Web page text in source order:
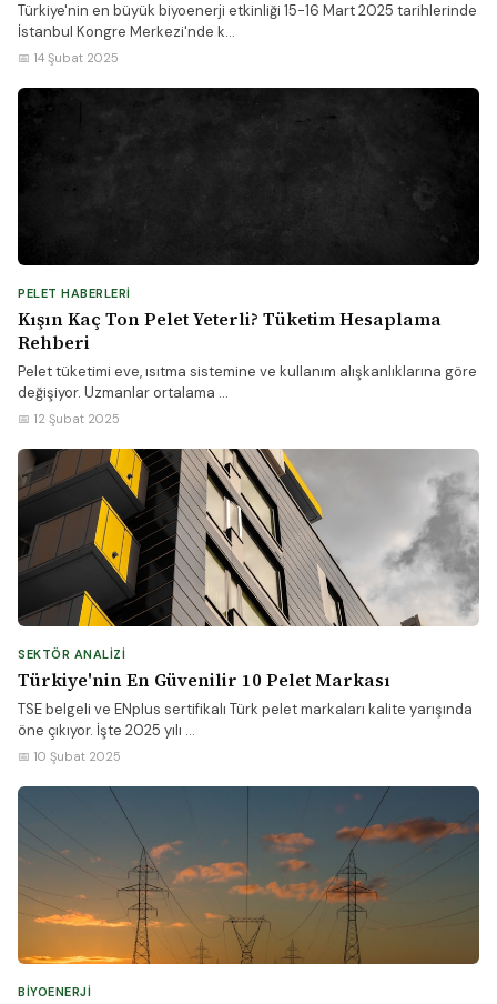
Türkiye'nin en büyük biyoenerji etkinliği 15-16 Mart 2025 tarihlerinde
İstanbul Kongre Merkezi'nde k...
📅 14 Şubat 2025
PELET HABERLERI
Kışın Kaç Ton Pelet Yeterli? Tüketim Hesaplama
Rehberi
Pelet tüketimi eve, ısıtma sistemine ve kullanım alışkanlıklarına göre
değişiyor. Uzmanlar ortalama ...
📅 12 Şubat 2025
SEKTÖR ANALIZI
Türkiye'nin En Güvenilir 10 Pelet Markası
TSE belgeli ve ENplus sertifikalı Türk pelet markaları kalite yarışında
öne çıkıyor. İşte 2025 yılı ...
📅 10 Şubat 2025
BIYOENERJI